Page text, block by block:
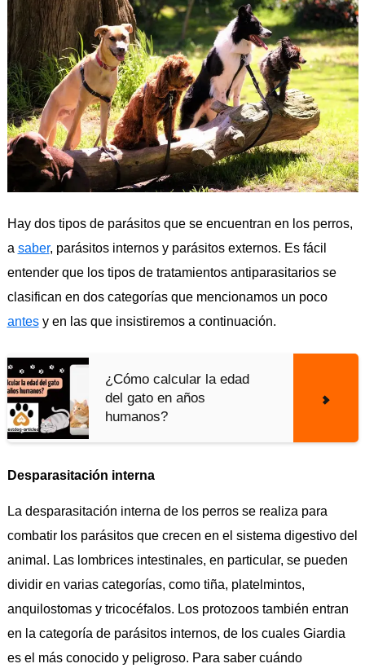
Hay dos tipos de parásitos que se encuentran en los perros,
a saber, parásitos internos y parásitos externos. Es fácil
entender que los tipos de tratamientos antiparasitarios se
clasifican en dos categorías que mencionamos un poco
antesy en las que insistiremos a continuación.
¿Cómo calcular la edad
del gato en años
humanos?
Desparasitación interna
La desparasitación interna de los perros se realiza para
combatir los parásitos que crecen en el sistema digestivo del
animal. Las lombrices intestinales, en particular, se pueden
dividir en varias categorías, como tiña, platelmintos,
anquilostomas y tricocéfalos. Los protozoos también entran
en la categoría de parásitos internos, de los cuales Giardia
es el más conocido y peligroso. Para saber cuándo